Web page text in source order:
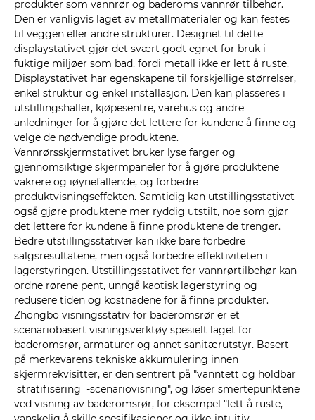
produkter som vannrør og baderoms vannrør tilbehør.
Den er vanligvis laget av metallmaterialer og kan festes
til veggen eller andre strukturer. Designet til dette
displaystativet gjør det svært godt egnet for bruk i
fuktige miljøer som bad, fordi metall ikke er lett å ruste.
Displaystativet har egenskapene til forskjellige størrelser,
enkel struktur og enkel installasjon. Den kan plasseres i
utstillingshaller, kjøpesentre, varehus og andre
anledninger for å gjøre det lettere for kundene å finne og
velge de nødvendige produktene.
Vannrørsskjermstativet bruker lyse farger og
gjennomsiktige skjermpaneler for å gjøre produktene
vakrere og iøynefallende, og forbedre
produktvisningseffekten. Samtidig kan utstillingsstativet
også gjøre produktene mer ryddig utstilt, noe som gjør
det lettere for kundene å finne produktene de trenger.
Bedre utstillingsstativer kan ikke bare forbedre
salgsresultatene, men også forbedre effektiviteten i
lagerstyringen. Utstillingsstativet for vannrørtilbehør kan
ordne rørene pent, unngå kaotisk lagerstyring og
redusere tiden og kostnadene for å finne produkter.
Zhongbo visningsstativ for baderomsrør er et
scenariobasert visningsverktøy spesielt laget for
baderomsrør, armaturer og annet sanitærutstyr. Basert
på merkevarens tekniske akkumulering innen
skjermrekvisitter, er den sentrert på "vanntett og holdbar
stratifisering -scenariovisning", og løser smertepunktene
ved visning av baderomsrør, for eksempel "lett å ruste,